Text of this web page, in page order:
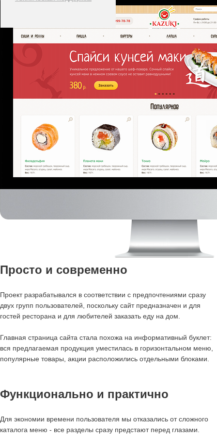
Просто и современно
Проект разрабатывался в соответствии с предпочтениями сразу
двух групп пользователей, поскольку сайт предназначен и для
гостей ресторана и для любителей заказать еду на дом.
Главная страница сайта стала похожа на информативный буклет:
вся предлагаемая продукция уместилась в горизонтальном меню,
популярные товары, акции расположились отдельными блоками.
Функционально и практично
Для экономии времени пользователя мы отказались от сложного
каталога меню - все разделы сразу предстают перед глазами.